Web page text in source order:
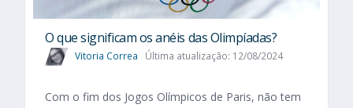
O que significam os anéis das Olimpíadas?
Vitoria Correa Última atualização: 12/08/2024
Com o fim dos Jogos Olímpicos de Paris, não tem